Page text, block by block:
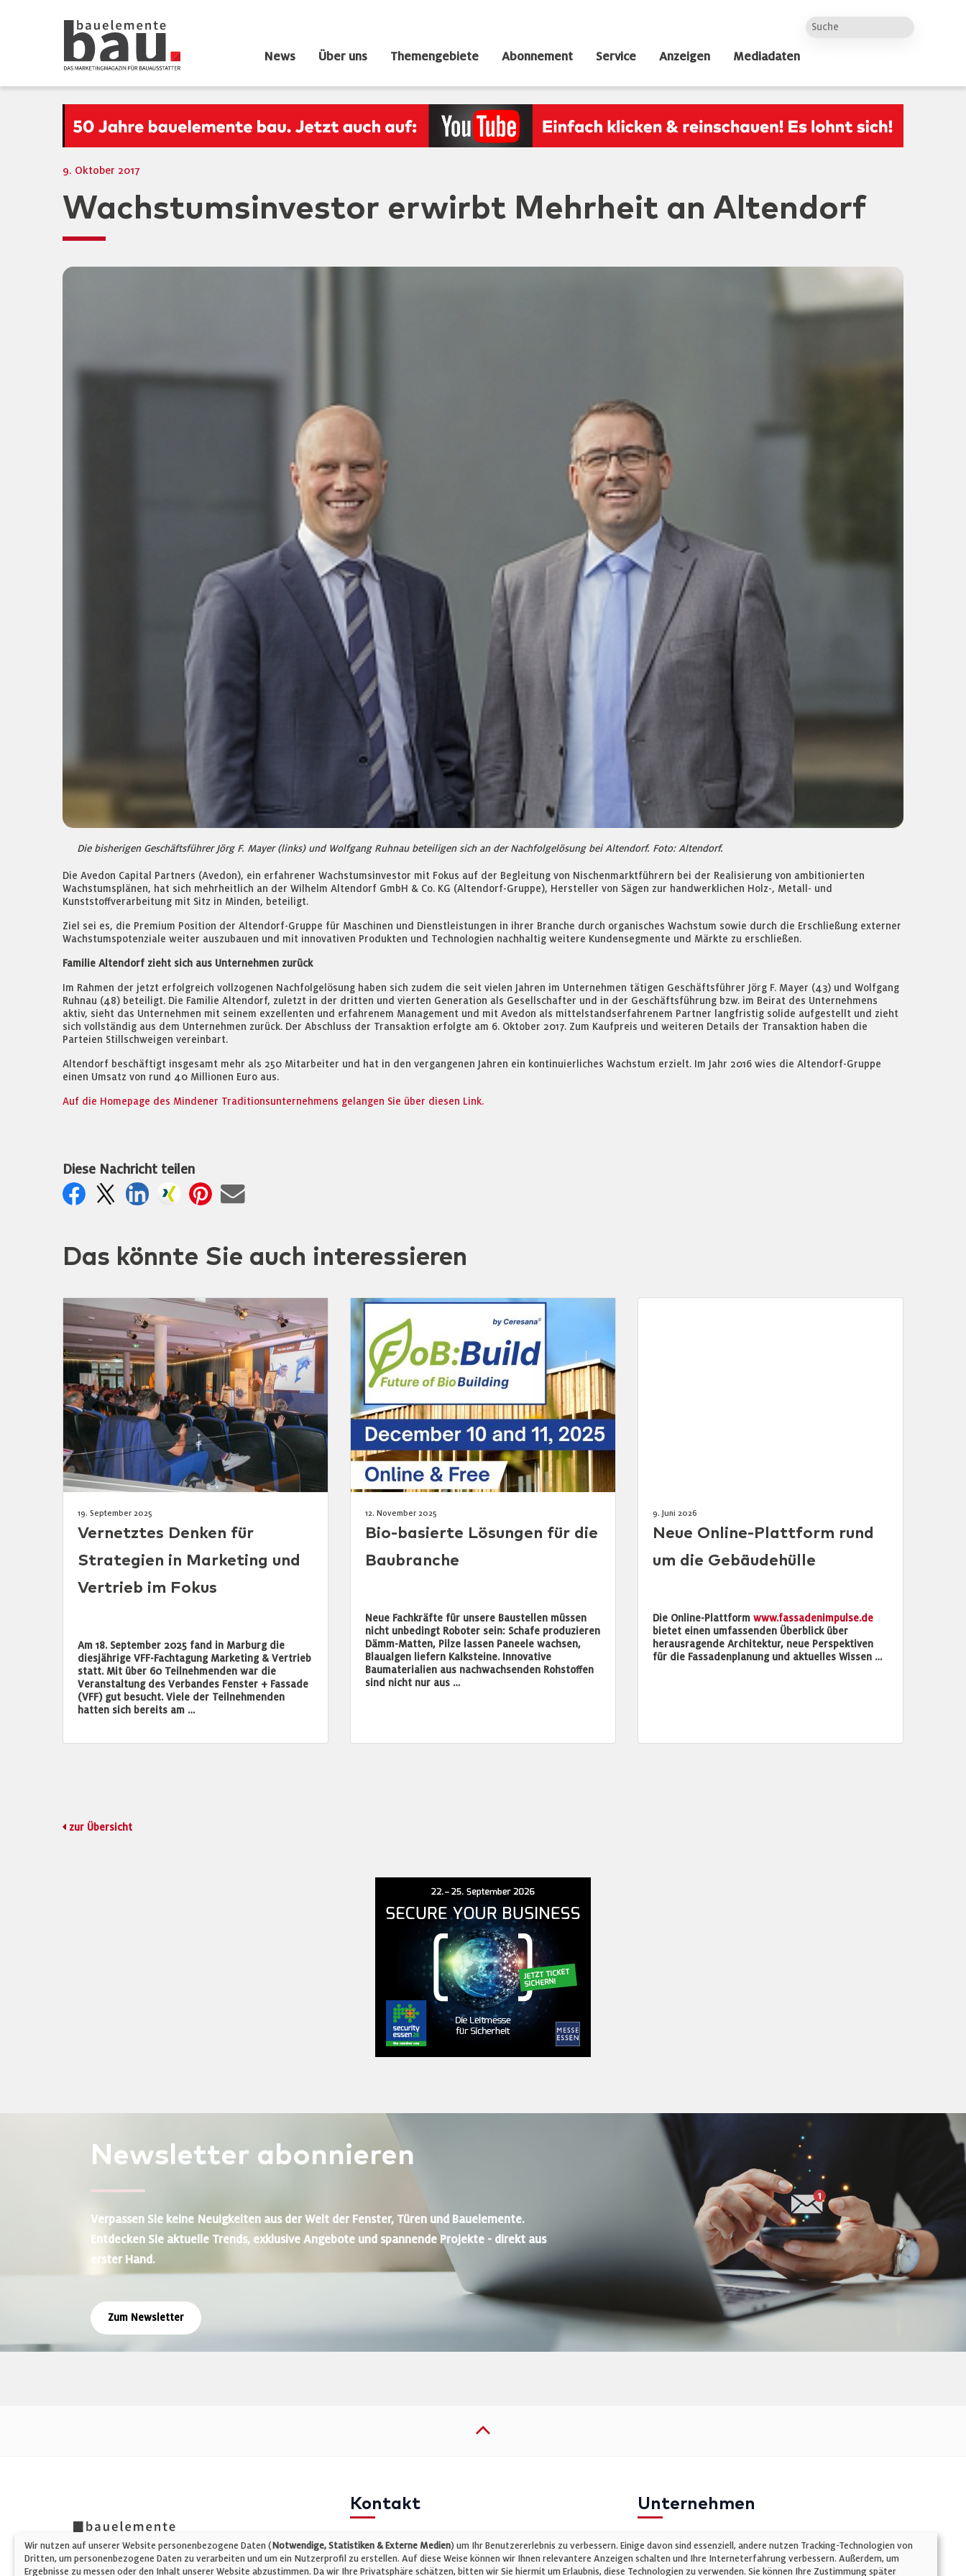
News Über uns Themengebiete Abonnement Service Anzeigen Mediadaten
9. Oktober 2017
Wachstumsinvestor erwirbt Mehrheit an Altendorf
Die bisherigen Geschäftsführer Jörg F. Mayer (links) und Wolfgang Ruhnau beteiligen sich an der Nachfolgelösung bei Altendorf. Foto: Altendorf.
Die Avedon Capital Partners (Avedon), ein erfahrener Wachstumsinvestor mit Fokus auf der Begleitung von Nischenmarktführern bei der Realisierung von ambitionierten
Wachstumsplänen, hat sich mehrheitlich an der Wilhelm Altendorf GmbH & Co. KG (Altendorf-Gruppe), Hersteller von Sägen zur handwerklichen Holz-, Metall- und
Kunststoffverarbeitung mit Sitz in Minden, beteiligt.
Ziel sei es, die Premium Position der Altendorf-Gruppe für Maschinen und Dienstleistungen in ihrer Branche durch organisches Wachstum sowie durch die Erschließung externer
Wachstumspotenziale weiter auszubauen und mit innovativen Produkten und Technologien nachhaltig weitere Kundensegmente und Märkte zu erschließen.
Familie Altendorf zieht sich aus Unternehmen zurück
Im Rahmen der jetzt erfolgreich vollzogenen Nachfolgelösung haben sich zudem die seit vielen Jahren im Unternehmen tätigen Geschäftsführer Jörg F. Mayer (43) und Wolfgang
Ruhnau (48) beteiligt. Die Familie Altendorf, zuletzt in der dritten und vierten Generation als Gesellschafter und in der Geschäftsführung bzw. im Beirat des Unternehmens
aktiv, sieht das Unternehmen mit seinem exzellenten und erfahrenem Management und mit Avedon als mittelstandserfahrenem Partner langfristig solide aufgestellt und zieht
sich vollständig aus dem Unternehmen zurück. Der Abschluss der Transaktion erfolgte am 6. Oktober 2017. Zum Kaufpreis und weiteren Details der Transaktion haben die
Parteien Stillschweigen vereinbart.
Altendorf beschäftigt insgesamt mehr als 250 Mitarbeiter und hat in den vergangenen Jahren ein kontinuierliches Wachstum erzielt. Im Jahr 2016 wies die Altendorf-Gruppe
einen Umsatz von rund 40 Millionen Euro aus.
Auf die Homepage des Mindener Traditionsunternehmens gelangen Sie über diesen Link.
Diese Nachricht teilen
Das könnte Sie auch interessieren
19. September 2025
Vernetztes Denken für
Strategien in Marketing und
Vertrieb im Fokus
Am 18. September 2025 fand in Marburg die
diesjährige VFF-Fachtagung Marketing & Vertrieb
statt. Mit über 60 Teilnehmenden war die
Veranstaltung des Verbandes Fenster + Fassade
(VFF) gut besucht. Viele der Teilnehmenden
hatten sich bereits am …
12. November 2025
Bio-basierte Lösungen für die
Baubranche
Neue Fachkräfte für unsere Baustellen müssen
nicht unbedingt Roboter sein: Schafe produzieren
Dämm-Matten, Pilze lassen Paneele wachsen,
Blaualgen liefern Kalksteine. Innovative
Baumaterialien aus nachwachsenden Rohstoffen
sind nicht nur aus …
9. Juni 2026
Neue Online-Plattform rund
um die Gebäudehülle
Die Online-Plattform www.fassadenimpulse.de
bietet einen umfassenden Überblick über
herausragende Architektur, neue Perspektiven
für die Fassadenplanung und aktuelles Wissen …
zur Übersicht
Newsletter abonnieren
Verpassen Sie keine Neuigkeiten aus der Welt der Fenster, Türen und Bauelemente.
Entdecken Sie aktuelle Trends, exklusive Angebote und spannende Projekte - direkt aus
erster Hand.
Zum Newsletter
Kontakt
E-Mail:info@bauelemente-bau.eu
Unternehmen
Datenschutz
Wir nutzen auf unserer Website personenbezogene Daten (Notwendige, Statistiken & Externe Medien) um Ihr Benutzererlebnis zu verbessern. Einige davon sind essenziell, andere nutzen Tracking-Technologien von
Dritten, um personenbezogene Daten zu verarbeiten und um ein Nutzerprofil zu erstellen. Auf diese Weise können wir Ihnen relevantere Anzeigen schalten und Ihre Interneterfahrung verbessern. Außerdem, um
Ergebnisse zu messen oder den Inhalt unserer Website abzustimmen. Da wir Ihre Privatsphäre schätzen, bitten wir Sie hiermit um Erlaubnis, diese Technologien zu verwenden. Sie können Ihre Zustimmung später